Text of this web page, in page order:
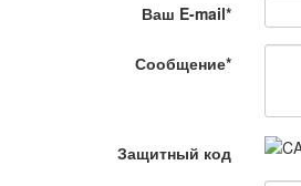
Еженедельный обзор
Люди в кадре
Ваш E-mail*
Сообщение*
Защитный код